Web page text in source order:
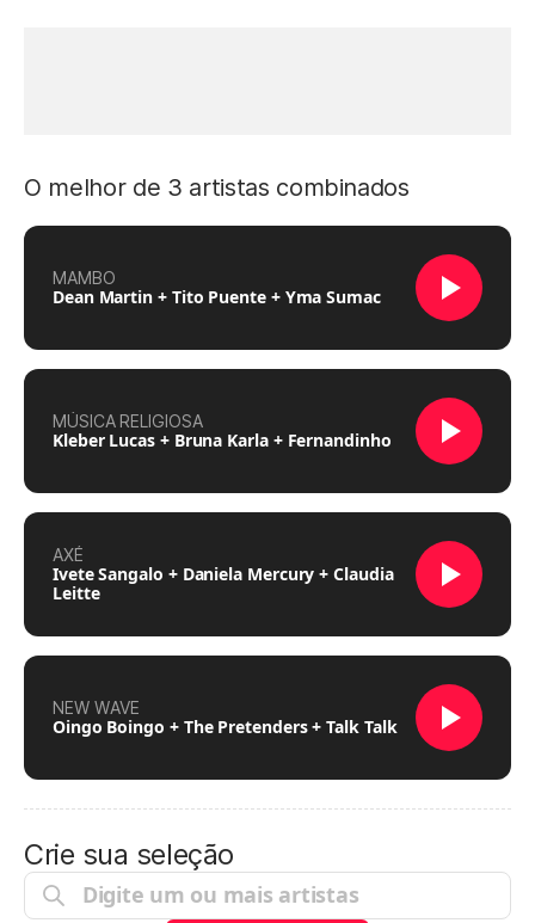
O melhor de 3 artistas combinados
MAMBO
Dean Martin + Tito Puente + Yma Sumac
MÚSICA RELIGIOSA
Kleber Lucas + Bruna Karla + Fernandinho
AXÉ
Ivete Sangalo + Daniela Mercury + Claudia
Leitte
NEW WAVE
Oingo Boingo + The Pretenders + Talk Talk
Crie sua seleção